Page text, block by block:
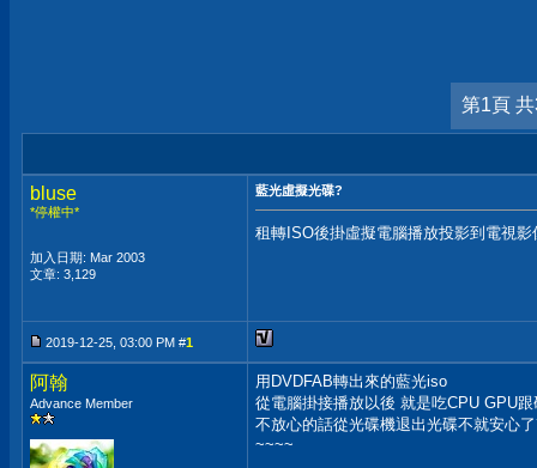
第1頁
bluse
*停權中*
加入日期: Mar 2003
文章: 3,129
藍光虛擬光碟?
租轉ISO後掛虛擬電腦播放投影到電視
2019-12-25, 03:00 PM #1
阿翰
Advance Member
用DVDFAB轉出來的藍光iso
從電腦掛接播放以後 就是吃CPU GPU跟
不放心的話從光碟機退出光碟不就安心
~~~~